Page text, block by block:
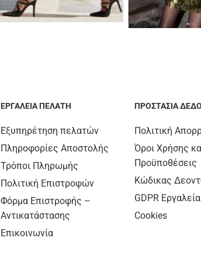
ΕΡΓΑΛΕΊΑ ΠΕΛΆΤΗ
Εξυπηρέτηση πελατών
Πληροφορίες Αποστολής
Τρόποι Πληρωμής
Πολιτική Επιστροφών
Φόρμα Επιστροφής –
Αντικατάστασης
Επικοινωνία
ΠΡΟΣΤΑΣΊΑ
Πολιτική
Όροι Χρήσης
Προϋποθέσεις
Κώδικας
GDPR Εργαλεία
Cookies